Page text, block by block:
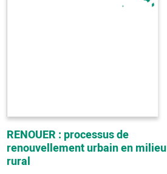
RENOUER : processus de
renouvellement urbain en milieu
rural